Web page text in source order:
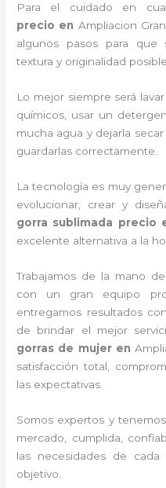
Para el cuidado en
precio en Ampliacion
algunos pasos para que
textura y originalidad posible.
Lo mejor siempre será
químicos, usar un
mucha agua y dejarla
guardarlas correctamente.
La tecnología es muy
evolucionar, crear y
gorra sublimada precio
excelente alternativa a la
Trabajamos de la mano
con un gran equipo
entregamos resultados
de brindar el mejor
gorras de mujer en
satisfacción total,
las expectativas.
Somos expertos y
mercado, cumplida,
las necesidades de
objetivo.